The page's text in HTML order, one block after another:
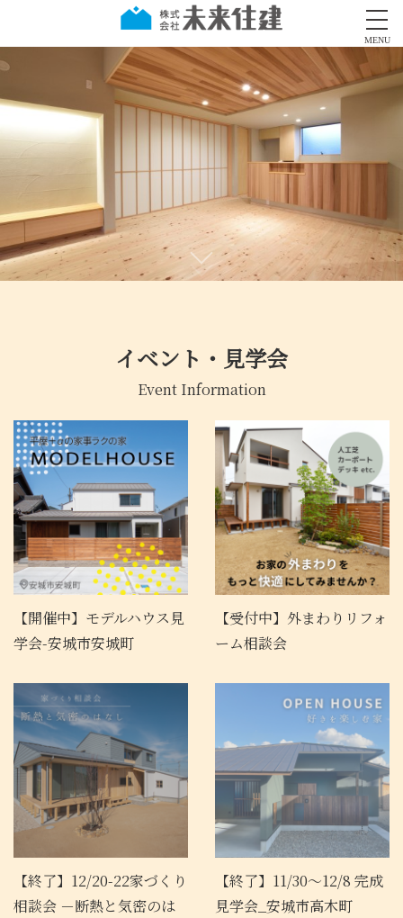
MENU
イベント・見学会
Event Information
【開催中】モデルハウス見
学会-安城市安城町
【受付中】外まわりリフォ
ーム相談会
【終了】12/20-22家づくり
相談会 －断熱と気密のは
【終了】11/30～12/8 完成
見学会_安城市高木町